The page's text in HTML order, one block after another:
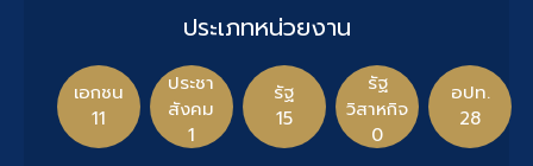
ประเภทหน่วยงาน
เอกชน
11
ประชา
สังคม
1
รัฐ
15
รัฐ
วิสาหกิจ
0
อปท.
28